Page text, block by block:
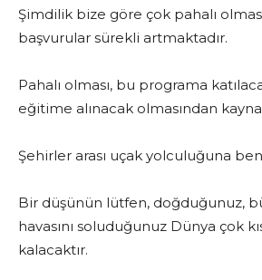
Şimdilik bize göre çok pahalı
başvurular sürekli artmaktadır.
Pahalı olması, bu programa
eğitime alınacak olmasından
Şehirler arası uçak yolculuğuna
Bir düşünün lütfen, doğduğunuz,
havasını soluduğunuz Dünya çok
kalacaktır.